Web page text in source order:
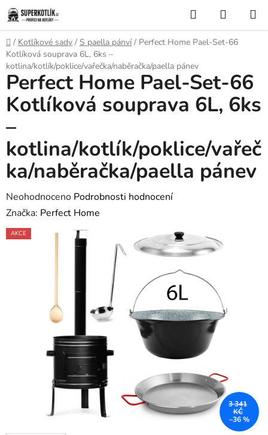
Přejít
na
obsah
Hledat
KOŠÍK
Domů
/ Kotlíkové sady / S paella pánví / Perfect Home Pael-Set-66
Kotlíková souprava 6L, 6ks –
kotlina/kotlík/poklice/vařečka/naběračka/paella pánev
Perfect Home Pael-Set-66
Kotlíková souprava 6L, 6ks
–
kotlina/kotlík/poklice/vařeč
ka/naběračka/paella pánev
Průměrné
hodnocení
produktu
Neohodnoceno Podrobnosti hodnocení
Značka: Perfect Home
AKCE
3 341
KČ
–36 %